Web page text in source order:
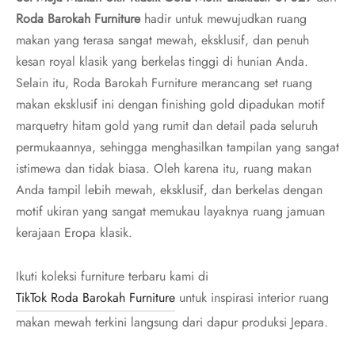
Roda Barokah Furniturehadir untuk mewujudkan ruang
makan yang terasa sangat mewah, eksklusif, dan penuh
kesan royal klasik yang berkelas tinggi di hunian Anda.
Selain itu, Roda Barokah Furniture merancang set ruang
makan eksklusif ini dengan finishing gold dipadukan motif
marquetry hitam gold yang rumit dan detail pada seluruh
permukaannya, sehingga menghasilkan tampilan yang sangat
istimewa dan tidak biasa. Oleh karena itu, ruang makan
Anda tampil lebih mewah, eksklusif, dan berkelas dengan
motif ukiran yang sangat memukau layaknya ruang jamuan
kerajaan Eropa klasik.
Ikuti koleksi furniture terbaru kami di
TikTok Roda Barokah Furniture untuk inspirasi interior ruang
makan mewah terkini langsung dari dapur produksi Jepara.